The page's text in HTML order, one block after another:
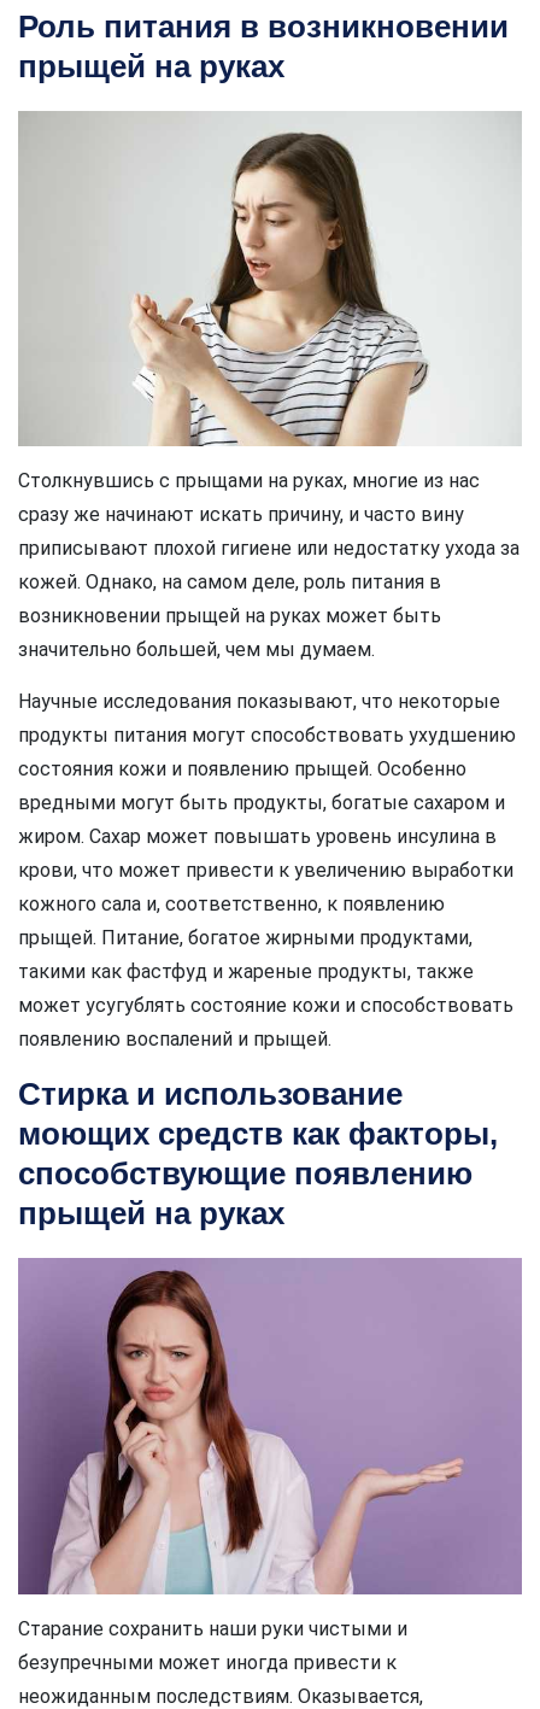
Роль питания в возникновении
прыщей на руках
Столкнувшись с прыщами на руках, многие из нас
сразу же начинают искать причину, и часто вину
приписывают плохой гигиене или недостатку ухода за
кожей. Однако, на самом деле, роль питания в
возникновении прыщей на руках может быть
значительно большей, чем мы думаем.
Научные исследования показывают, что некоторые
продукты питания могут способствовать ухудшению
состояния кожи и появлению прыщей. Особенно
вредными могут быть продукты, богатые сахаром и
жиром. Сахар может повышать уровень инсулина в
крови, что может привести к увеличению выработки
кожного сала и, соответственно, к появлению
прыщей. Питание, богатое жирными продуктами,
такими как фастфуд и жареные продукты, также
может усугублять состояние кожи и способствовать
появлению воспалений и прыщей.
Стирка и использование
моющих средств как факторы,
способствующие появлению
прыщей на руках
Старание сохранить наши руки чистыми и
безупречными может иногда привести к
неожиданным последствиям. Оказывается,